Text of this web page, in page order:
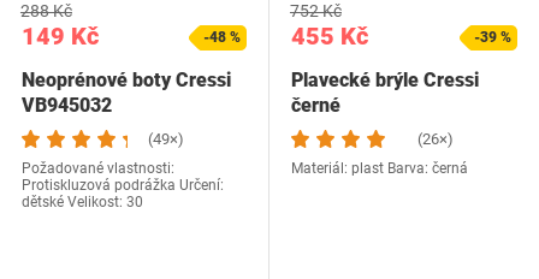
149 Kč
288 Kč
-48 %
Neoprénové boty Cressi
VB945032
(49×)
Požadované vlastnosti:
Protiskluzová podrážka Určení:
dětské Velikost: 30
455 Kč
752 Kč
-39 %
Plavecké brýle Cressi
černé
(26×)
Materiál: plast Barva: černá